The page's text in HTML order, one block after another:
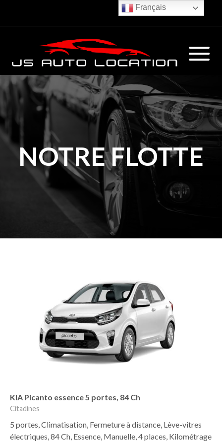
NOTRE FLOTTE
KIA Picanto essence 5 portes, 84 Ch
Citadines
5 portes, Climatisation, Fermeture à distance, Lève-vitres
électriques, 84 Ch, Essence, Manuelle, 4 places, Kilométrage
Français